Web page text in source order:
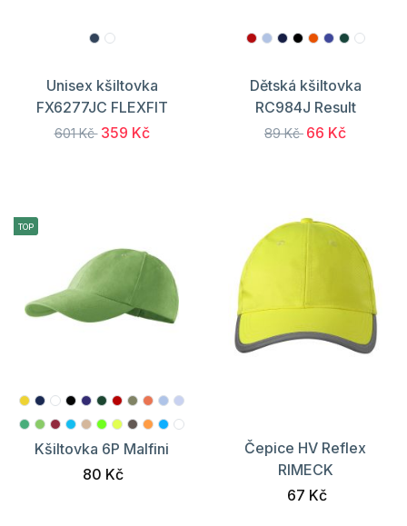
Unisex kšiltovka
FX6277JC FLEXFIT
601 Kč 359 Kč
Dětská kšiltovka
RC984J Result
89 Kč 66 Kč
TOP
Kšiltovka 6P Malfini
80 Kč
Čepice HV Reflex
RIMECK
67 Kč